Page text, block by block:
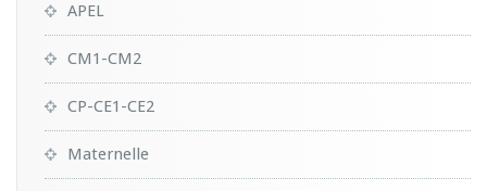
APEL
CM1-CM2
CP-CE1-CE2
Maternelle